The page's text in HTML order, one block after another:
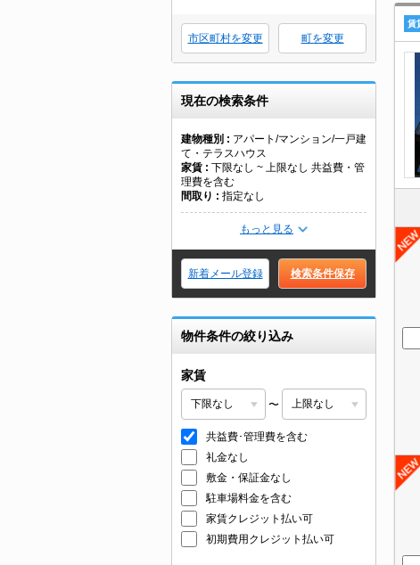
市区町村を変更 町を変更
現在の検索条件
建物種別
アパート/マンション/一戸建
て・テラスハウス
家賃
下限なし ~ 上限なし 共益費・管
理費を含む
間取り
指定なし
もっと見る
新着メール登録 検索条件保存
物件条件の絞り込み
家賃
〜
共益費･管理費を含む
礼金なし
敷金・保証金なし
駐車場料金を含む
家賃クレジット払い可
初期費用クレジット払い可
賃